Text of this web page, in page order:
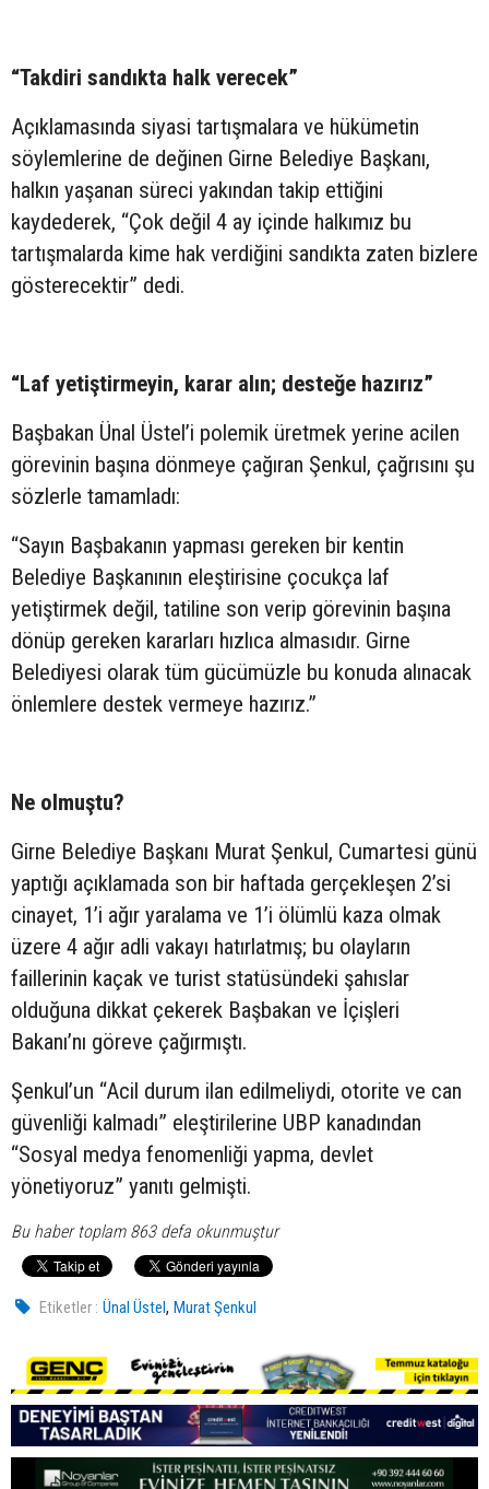
“Takdiri sandıkta halk verecek”
Açıklamasında siyasi tartışmalara ve hükümetin
söylemlerine de değinen Girne Belediye Başkanı,
halkın yaşanan süreci yakından takip ettiğini
kaydederek, “Çok değil 4 ay içinde halkımız bu
tartışmalarda kime hak verdiğini sandıkta zaten bizlere
gösterecektir” dedi.
“Laf yetiştirmeyin, karar alın; desteğe hazırız”
Başbakan Ünal Üstel’i polemik üretmek yerine acilen
görevinin başına dönmeye çağıran Şenkul, çağrısını şu
sözlerle tamamladı:
“Sayın Başbakanın yapması gereken bir kentin
Belediye Başkanının eleştirisine çocukça laf
yetiştirmek değil, tatiline son verip görevinin başına
dönüp gereken kararları hızlıca almasıdır. Girne
Belediyesi olarak tüm gücümüzle bu konuda alınacak
önlemlere destek vermeye hazırız.”
Ne olmuştu?
Girne Belediye Başkanı Murat Şenkul, Cumartesi günü
yaptığı açıklamada son bir haftada gerçekleşen 2’si
cinayet, 1’i ağır yaralama ve 1’i ölümlü kaza olmak
üzere 4 ağır adli vakayı hatırlatmış; bu olayların
faillerinin kaçak ve turist statüsündeki şahıslar
olduğuna dikkat çekerek Başbakan ve İçişleri
Bakanı’nı göreve çağırmıştı.
Şenkul’un “Acil durum ilan edilmeliydi, otorite ve can
güvenliği kalmadı” eleştirilerine UBP kanadından
“Sosyal medya fenomenliği yapma, devlet
yönetiyoruz” yanıtı gelmişti.
Bu haber toplam 863 defa okunmuştur
Etiketler : Ünal Üstel,Murat Şenkul